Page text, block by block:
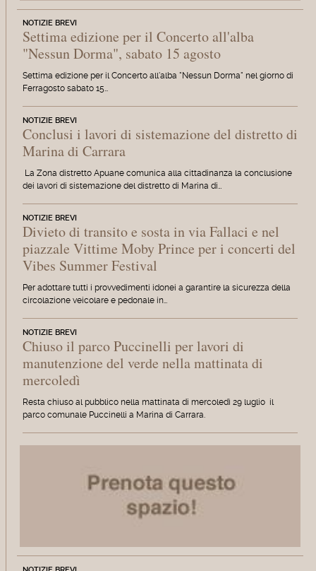
NOTIZIE BREVI
Settima edizione per il Concerto all'alba
"Nessun Dorma", sabato 15 agosto
Settima edizione per il Concerto all'alba "Nessun Dorma" nel giorno di
Ferragosto sabato 15…
NOTIZIE BREVI
Conclusi i lavori di sistemazione del distretto di
Marina di Carrara
La Zona distretto Apuane comunica alla cittadinanza la conclusione
dei lavori di sistemazione del distretto di Marina di…
NOTIZIE BREVI
Divieto di transito e sosta in via Fallaci e nel
piazzale Vittime Moby Prince per i concerti del
Vibes Summer Festival
Per adottare tutti i provvedimenti idonei a garantire la sicurezza della
circolazione veicolare e pedonale in…
NOTIZIE BREVI
Chiuso il parco Puccinelli per lavori di
manutenzione del verde nella mattinata di
mercoledì
Resta chiuso al pubblico nella mattinata di mercoledì 29 luglio il
parco comunale Puccinelli a Marina di Carrara.